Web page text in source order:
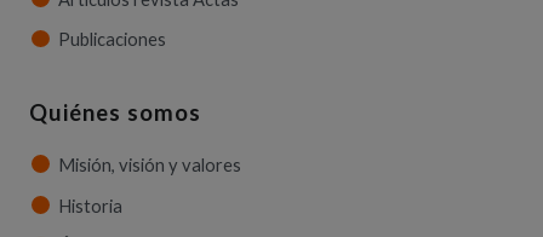
Publicaciones
Quiénes somos
Misión, visión y valores
Historia